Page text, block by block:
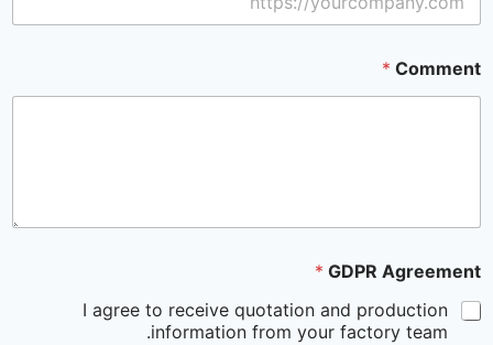
Comment
*
GDPR Agreement
*
I agree to receive quotation and production
information from your factory team.